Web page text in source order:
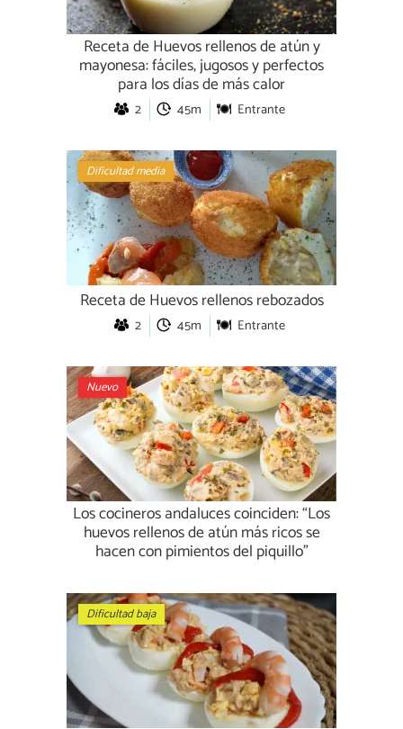
Receta de Huevos rellenos de atún y
mayonesa: fáciles, jugosos y perfectos
para los días de más calor
2 45m Entrante
Dificultad media
Receta de Huevos rellenos rebozados
2 45m Entrante
Nuevo
Los cocineros andaluces coinciden: “Los
huevos rellenos de atún más ricos se
hacen con pimientos del piquillo”
Dificultad baja